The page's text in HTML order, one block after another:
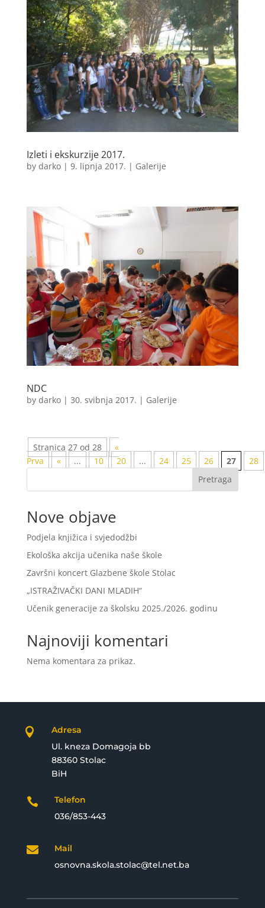
Izleti i ekskurzije 2017.
by darko| 9. lipnja 2017. | Galerije
NDC
by darko| 30. svibnja 2017. | Galerije
Stranica 27 od 28
«
Prva
« ... 10 20 ... 24 25 26 27
28
Pretraga
Nove objave
Podjela knjižica i svjedodžbi
Ekološka akcija učenika naše škole
Završni koncert Glazbene škole Stolac
„ISTRAŽIVAČKI DANI MLADIH“
Učenik generacije za školsku 2025./2026. godinu
Najnoviji komentari
Nema komentara za prikaz.

Adresa
Ul. kneza Domagoja bb
88360 Stolac
BiH

Telefon
036/853-443

Mail
osnovna.skola.stolac@tel.net.ba